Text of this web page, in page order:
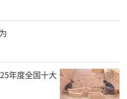
年度全国十大